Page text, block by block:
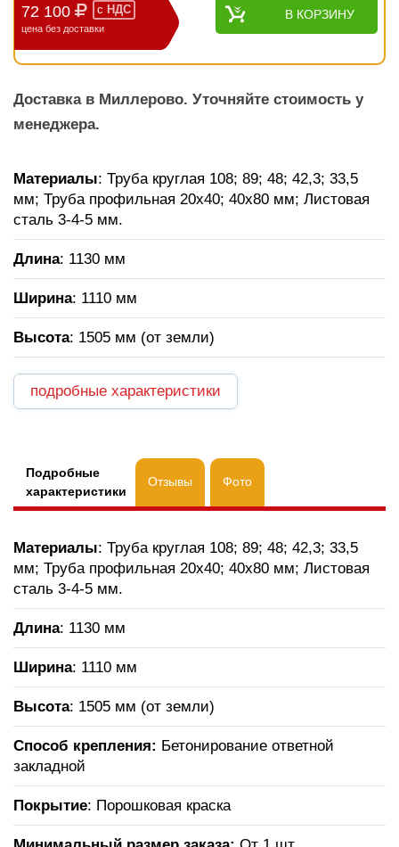
72 100 с НДС
цена без доставки
В КОРЗИНУ
Доставка в Миллерово. Уточняйте стоимость у
менеджера.
Материалы: Труба круглая 108; 89; 48; 42,3; 33,5
мм; Труба профильная 20х40; 40х80 мм; Листовая
сталь 3-4-5 мм.
Длина: 1130 мм
Ширина: 1110 мм
Высота: 1505 мм (от земли)
подробные характеристики
Подробные
характеристики
Отзывы Фото
Материалы: Труба круглая 108; 89; 48; 42,3; 33,5
мм; Труба профильная 20х40; 40х80 мм; Листовая
сталь 3-4-5 мм.
Длина: 1130 мм
Ширина: 1110 мм
Высота: 1505 мм (от земли)
Способ крепления: Бетонирование ответной
закладной
Покрытие: Порошковая краска